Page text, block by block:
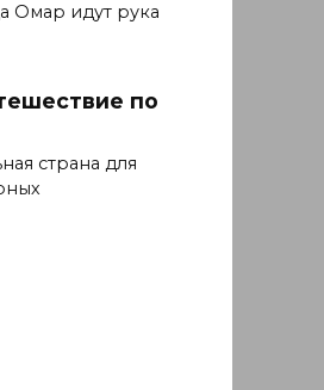
Омар идут рука
по
страна для